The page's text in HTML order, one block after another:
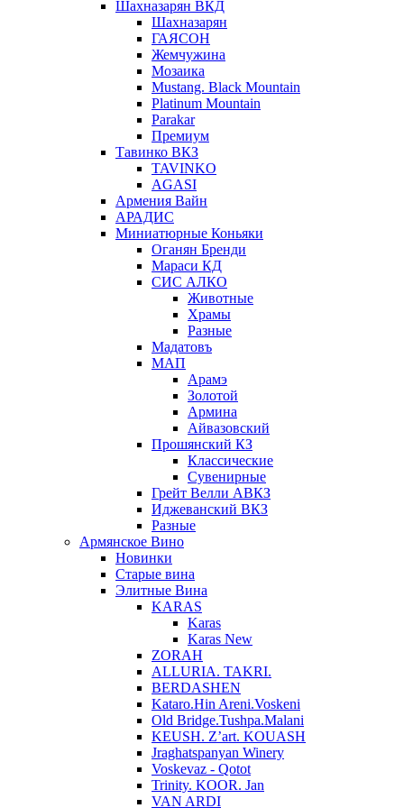
Шахназарян ВКД
Шахназарян
ГАЯСОН
Жемчужина
Мозаика
Mustang. Black Mountain
Platinum Mountain
Parakar
Премиум
Тавинко ВКЗ
TAVINKO
AGASI
Армения Вайн
АРАДИС
Миниатюрные Коньяки
Оганян Бренди
Мараси КД
СИС АЛКО
Животные
Храмы
Разные
Мадатовъ
МАП
Арамэ
Золотой
Армина
Айвазовский
Прошянский КЗ
Классические
Сувенирные
Грейт Велли АВКЗ
Иджеванский ВКЗ
Разные
Армянское Вино
Новинки
Старые вина
Элитные Вина
KARAS
Karas
Karas New
ZORAH
ALLURIA. TAKRI.
BERDASHEN
Kataro.Hin Areni.Voskeni
Old Bridge.Tushpa.Malani
KEUSH. Z’art. KOUASH
Jraghatspanyan Winery
Voskevaz - Qotot
Trinity. KOOR. Jan
VAN ARDI